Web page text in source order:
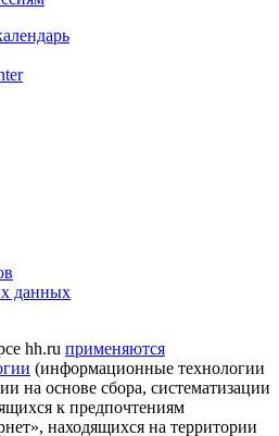
данных
hh.ru применяются
(информационные технологии
на основе сбора, систематизации
к предпочтениям
находящихся на территории